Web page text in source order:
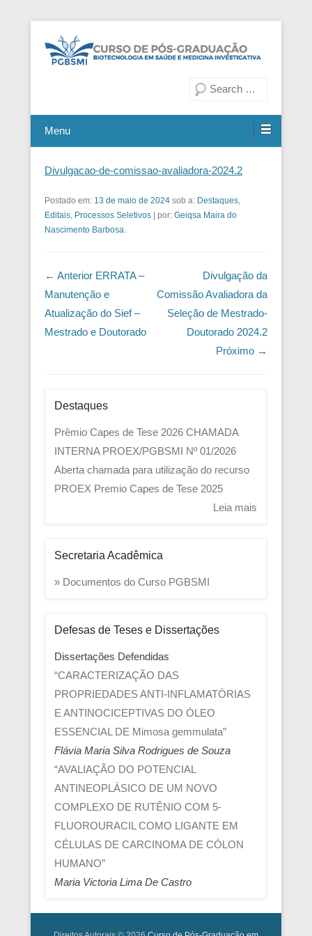
Curso de Pós-Graduação em
Medicina Investigativa
Menu
Divulgacao-de-comissao-avaliadora-2024.2
Postado em: 13 de maio de 2024 sob a: Destaques,
Editais, Processos Seletivos por: Geiqsa Maira do
Nascimento Barbosa.
Navegação das Postagens
← Anterior ERRATA –
Manutenção e
Atualização do Sief –
Mestrado e Doutorado
Divulgação da
Comissão Avaliadora da
Seleção de Mestrado-
Doutorado 2024.2
Próximo →
Destaques
Prêmio Capes de Tese 2026 CHAMADA
INTERNA PROEX/PGBSMI Nº 01/2026
Aberta chamada para utilização do recurso
PROEX Premio Capes de Tese 2025
Leia mais
Secretaria Acadêmica
» Documentos do Curso PGBSMI
Defesas de Teses e Dissertações
Dissertações Defendidas
“CARACTERIZAÇÃO DAS
PROPRIEDADES ANTI-INFLAMATÓRIAS
E ANTINOCICEPTIVAS DO ÓLEO
ESSENCIAL DE Mimosa gemmulata”
Flávia Maria Silva Rodrigues de Souza
“AVALIAÇÃO DO POTENCIAL
ANTINEOPLÁSICO DE UM NOVO
COMPLEXO DE RUTÊNIO COM 5-
FLUOROURACIL COMO LIGANTE EM
CÉLULAS DE CARCINOMA DE CÓLON
HUMANO”
Maria Victoria Lima De Castro